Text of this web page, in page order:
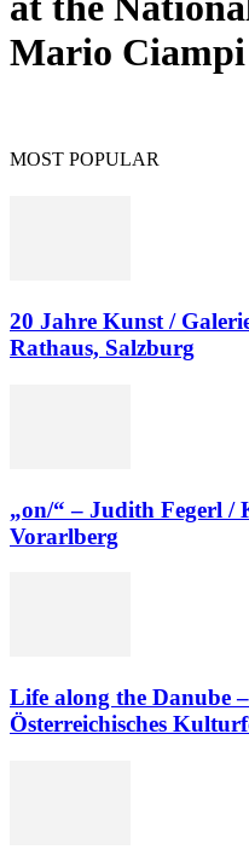
Mario Ciampi
MOST POPULAR
20 Jahre Kunst /
Rathaus, Salzburg
„on/“ – Judith Fegerl
Vorarlberg
Life along the Danube
Österreichisches